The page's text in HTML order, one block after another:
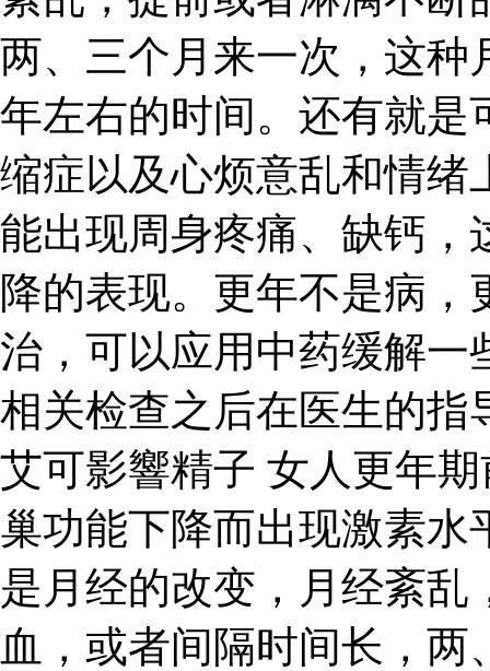
两、三个月来一次，这种
年左右的时间。还有就是
缩症以及心烦意乱和情绪
能出现周身疼痛、缺钙，
降的表现。更年不是病
治，可以应用中药缓解一
相关检查之后在医生的指
艾可影響精子 女人更年
巢功能下降而出现激素水
是月经的改变，月经紊
血，或者间隔时间长，